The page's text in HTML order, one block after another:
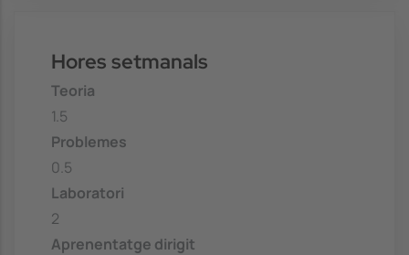
Hores setmanals
Teoria
1.5
Problemes
0.5
Laboratori
2
Aprenentatge dirigit